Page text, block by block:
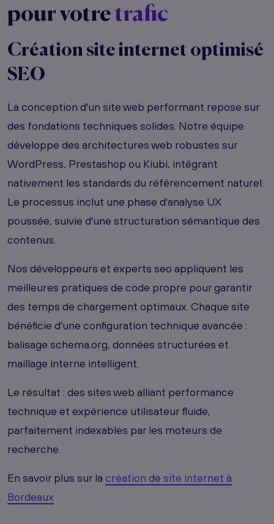
pour votretrafic
Création site internet optimisé
SEO
La conception d'un site web performant repose sur
des fondations techniques solides. Notre équipe
développe des architectures web robustes sur
WordPress, Prestashop ou Kiubi, intégrant
nativement les standards du référencement naturel.
Le processus inclut une phase d'analyse UX
poussée, suivie d'une structuration sémantique des
contenus.
Nos développeurs et experts seo appliquent les
meilleures pratiques de code propre pour garantir
des temps de chargement optimaux. Chaque site
bénéficie d'une configuration technique avancée :
balisage schema.org, données structurées et
maillage interne intelligent.
Le résultat : des sites web alliant performance
technique et expérience utilisateur fluide,
parfaitement indexables par les moteurs de
recherche.
En savoir plus sur la création de site internet à
Bordeaux